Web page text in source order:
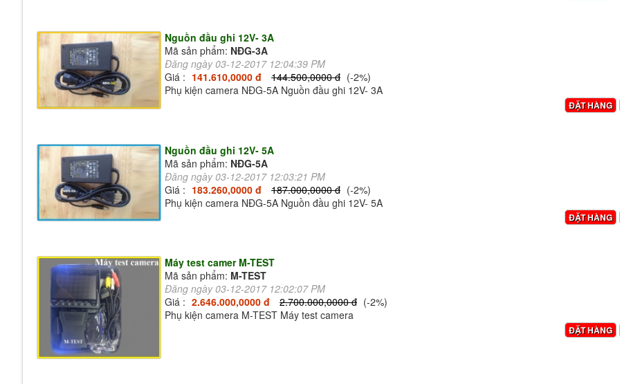
Nguồn đầu ghi 12V- 3A
Mã sản phẩm: NĐG-3A
Đăng ngày 03-12-2017 12:04:39 PM
Giá : 141.610,0000 đ 144.500,0000 đ (-2%)
Phụ kiện camera NĐG-5A Nguồn đầu ghi 12V- 3A
ĐẶT HÀNG
Nguồn đầu ghi 12V- 5A
Mã sản phẩm: NĐG-5A
Đăng ngày 03-12-2017 12:03:21 PM
Giá : 183.260,0000 đ 187.000,0000 đ (-2%)
Phụ kiện camera NĐG-5A Nguồn đầu ghi 12V- 5A
ĐẶT HÀNG
Máy test camer M-TEST
Mã sản phẩm: M-TEST
Đăng ngày 03-12-2017 12:02:07 PM
Giá : 2.646.000,0000 đ 2.700.000,0000 đ (-2%)
Phụ kiện camera M-TEST Máy test camera
ĐẶT HÀNG